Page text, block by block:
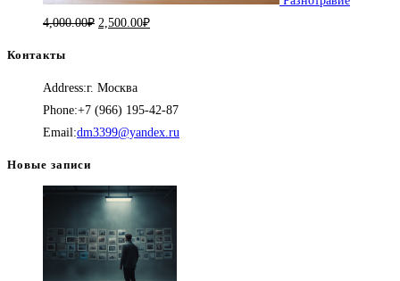
4,000.00₽ Первоначальная
4,000.00₽.
2,500.00₽Текущая
Контакты
Address:г. Москва
Phone:+7 (966) 195-42-87
Email:dm3399@yandex.ru
Новые записи